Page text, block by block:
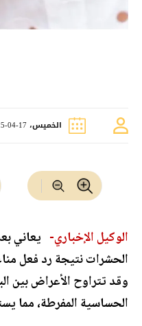
الخميس، 17-04-2025
الوكيل الإخباري- يعاني
الحشرات نتيجة رد فعل
وقد تتراوح الأعراض بين
الحساسية المفرطة، مما